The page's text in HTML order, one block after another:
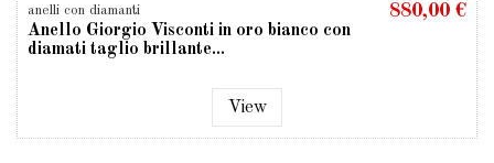
anelli con diamanti
Anello Giorgio Visconti in oro bianco con
diamati taglio brillante...
880,00 €
View